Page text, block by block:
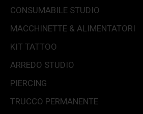
CONSUMABILE STUDIO
MACCHINETTE & ALIMENTATORI
KIT TATTOO
ARREDO STUDIO
PIERCING
TRUCCO PERMANENTE